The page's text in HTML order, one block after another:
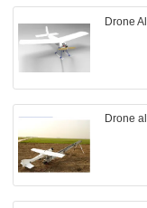
Drone
Drone